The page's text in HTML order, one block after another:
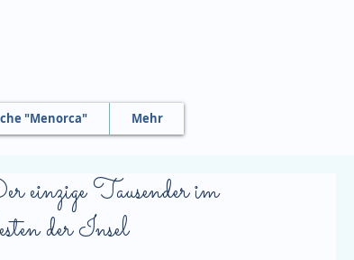
"Menorca" Mehr
Tausender im
der Insel